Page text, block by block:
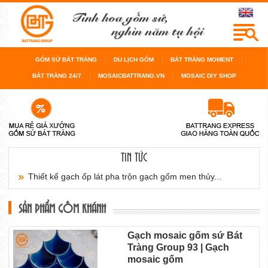
GỐM SỨ BÁT TRÀNG DU LỊCH GỐM BÁT TRÀNG MOMENT
BÁT TRÀNG 24/7 MOSAICBATTRANG.VN MOSAIC DIY SHOP
TIN TỨC
Cách chọn gạch mosaic gốm ốp lát cho nội thất
sàn...
Cách chọn gạch mosaic gốm cho bể bơi, cho
phòng...
SẢN PHẨM GỐM KHÁNH
Gạch mosaic gốm sứ Bát
Tràng Group 93 | Gạch
mosaic gốm